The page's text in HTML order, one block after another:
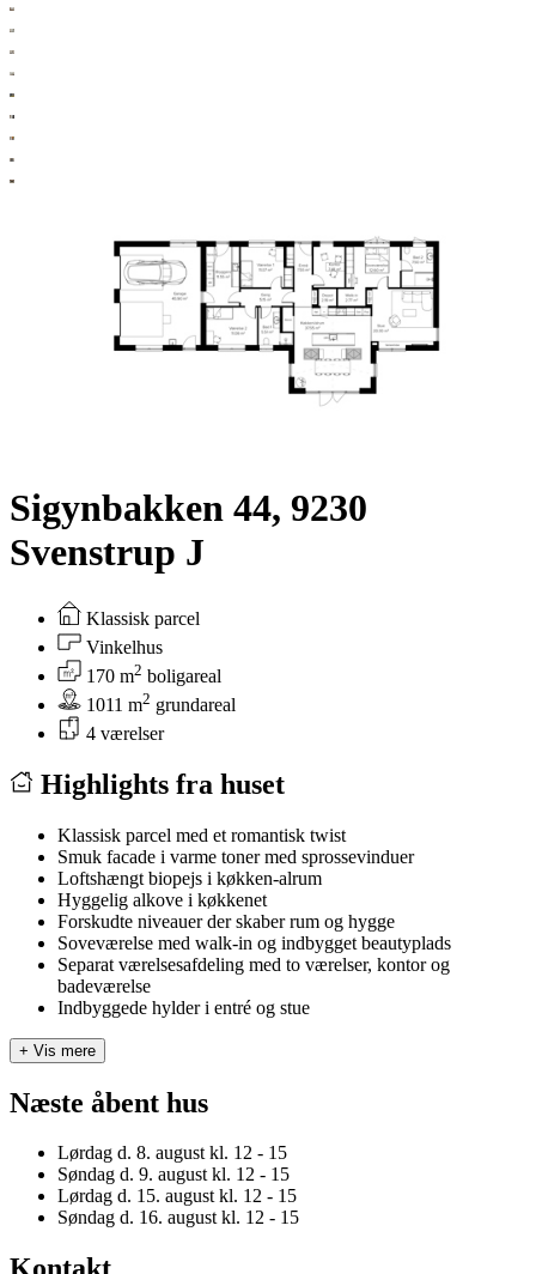
Sigynbakken 44, 9230
Svenstrup J
Klassisk parcel
Vinkelhus
170 m2 boligareal
1011 m2 grundareal
4 værelser
Highlights fra huset
Klassisk parcel med et romantisk twist
Smuk facade i varme toner med sprossevinduer
Loftshængt biopejs i køkken-alrum
Hyggelig alkove i køkkenet
Forskudte niveauer der skaber rum og hygge
Soveværelse med walk-in og indbygget beautyplads
Separat værelsesafdeling med to værelser, kontor og
badeværelse
Indbyggede hylder i entré og stue
+ Vis mere
Næste åbent hus
Lørdag d. 8. august kl. 12 - 15
Søndag d. 9. august kl. 12 - 15
Lørdag d. 15. august kl. 12 - 15
Søndag d. 16. august kl. 12 - 15